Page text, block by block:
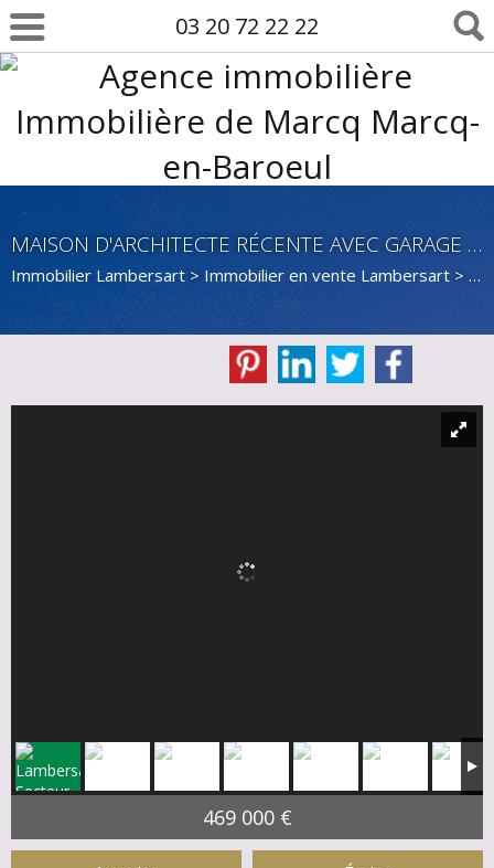
03 20 72 22 22
MAISON D'ARCHITECTE RÉCENTE AVEC GARAGE ET TERRASSES
Immobilier Lambersart > Immobilier en vente Lambersart >
469 000 €